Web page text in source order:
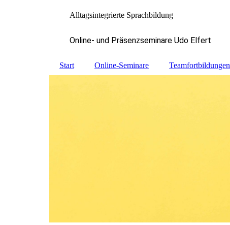
Alltagsintegrierte Sprachbildung
Online- und Präsenzseminare Udo Elfert
Start Online-Seminare Teamfortbildungen